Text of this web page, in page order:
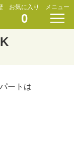
お気に入り
0
メニュー
ートは